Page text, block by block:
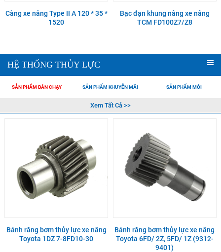
Càng xe nâng Type II A 120 * 35 *
1520
Bạc đạn khung nâng xe nâng
TCM FD100Z7/Z8
HỆ THỐNG THỦY LỰC
SẢN PHẨM BÁN CHẠY SẢN PHẨM KHUYỄN MÃI SẢN PHẨM MỚI
Xem Tất Cả >>
Bánh răng bơm thủy lực xe nâng
Toyota 1DZ 7-8FD10-30
Bánh răng bơm thủy lực xe nâng
Toyota 6FD/ 2Z, 5FD/ 1Z (9312-
9401)